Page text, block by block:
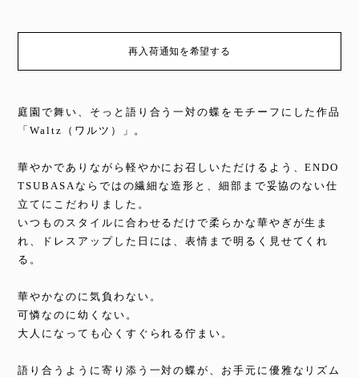
再入荷通知を希望する
庭園で舞い、そっと語り合う一対の蝶をモチーフにした作品
「Waltz（ワルツ）」。
華やかでありながら軽やかにお召しいただけるよう、ENDO
TSUBASAならではの繊細な造形と、細部まで妥協のない仕
立てにこだわりました。
いつものスタイルに合わせるだけで柔らかな華やぎが生ま
れ、ドレスアップした日には、表情まで明るく見せてくれ
る。
華やかなのに気負わない。
可憐なのに幼くない。
大人になっても心くすぐられる佇まい。
語り合うように寄り添う一対の蝶が、お手元に優雅なリズム